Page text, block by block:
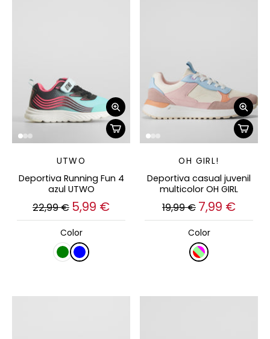
UTWO
Deportiva Running Fun 4
azul UTWO
22,99 € 5,99 €
Color
OH GIRL!
Deportiva casual juvenil
multicolor OH GIRL
19,99 € 7,99 €
Color